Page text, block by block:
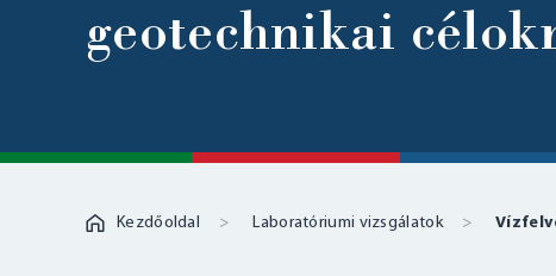
geotechnikai
Kezdőoldal Laboratóriumi vizsgálatok